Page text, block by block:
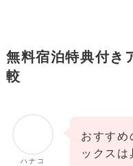
無料宿泊特典付き
較
ハナコ
おすすめ
ックスは